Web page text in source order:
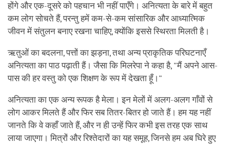
होंगे और एक-दूसरे को पहचान भी नहीं पाएँगे। अनित्यता के बारे में बहुत
कम लोग सोचते हैं, परन्तु हमें कम-से-कम सांसारिक और आध्यात्मिक
जीवन में संतुलन बनाए रखना चाहिए, क्योंकि इससे स्थिरता मिलती है।
ऋतुओं का बदलना, पत्तों का झड़ना, तथा अन्य प्राकृतिक परिघटनाएँ
अनित्यता का पाठ पढ़ाती हैं। जैसा कि मिलरेपा ने कहा है, "मैं अपने आस-
पास की हर वस्तु को एक शिक्षण के रूप में देखता हूँ।"
अनित्यता का एक अन्य रूपक है मेला। इन मेलों में अलग-अलग गाँवों से
लोग आकर मिलते हैं और फिर सब तितर-बितर हो जाते हैं। हम यह नहीं
जानते कि वे कहाँ जाते हैं, और न ही उन्हें फिर कभी इस तरह एक साथ
लाया जाएगा। मित्रों और रिश्तेदारों का यह समूह, जिनसे हम अब घिरे हुए